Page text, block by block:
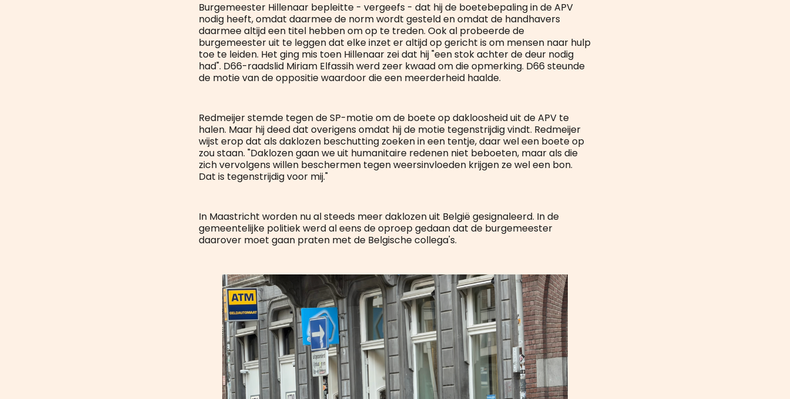
Burgemeester Hillenaar bepleitte - vergeefs - dat hij de boetebepaling in de APV
nodig heeft, omdat daarmee de norm wordt gesteld en omdat de handhavers
daarmee altijd een titel hebben om op te treden. Ook al probeerde de
burgemeester uit te leggen dat elke inzet er altijd op gericht is om mensen naar hulp
toe te leiden. Het ging mis toen Hillenaar zei dat hij "een stok achter de deur nodig
had". D66-raadslid Miriam Elfassih werd zeer kwaad om die opmerking. D66 steunde
de motie van de oppositie waardoor die een meerderheid haalde.
Redmeijer stemde tegen de SP-motie om de boete op dakloosheid uit de APV te
halen. Maar hij deed dat overigens omdat hij de motie tegenstrijdig vindt. Redmeijer
wijst erop dat als daklozen beschutting zoeken in een tentje, daar wel een boete op
zou staan. "Daklozen gaan we uit humanitaire redenen niet beboeten, maar als die
zich vervolgens willen beschermen tegen weersinvloeden krijgen ze wel een bon.
Dat is tegenstrijdig voor mij."
In Maastricht worden nu al steeds meer daklozen uit België gesignaleerd. In de
gemeentelijke politiek werd al eens de oproep gedaan dat de burgemeester
daarover moet gaan praten met de Belgische collega's.